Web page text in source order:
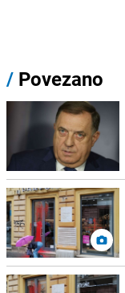
/ Povezano